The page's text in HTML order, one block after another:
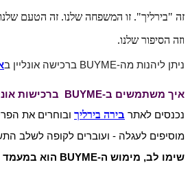
זה "בירליך". זו המשפחה שלנו. זה הטעם
וזה הסיפור שלנו.
ניתן ליהנות מה-BUYME ברכישה אונליין ב
איך משתמשים ב-BUYME ברכישות אונליין?
נכנסים לאתר בירה בירליך ובוחרים את
מוסיפים לעגלה - ועוברים לקופה לשלב
שימו לב, מימוש ה-BUYME הוא במעמד התשלום, ולא ניתן לממש את המתנה בשלב בחירת הפריטים או בחלונית "קוד קופון או גיפטקארד".